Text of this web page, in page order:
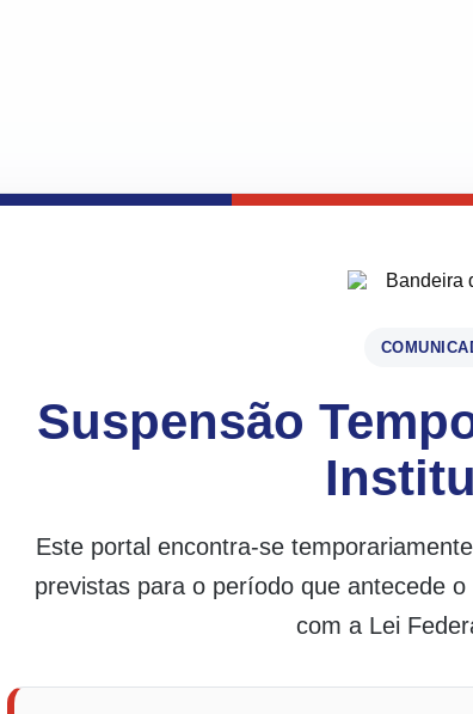
Suspensão
Este portal encontra-se
previstas para o período que antecede
com a Lei